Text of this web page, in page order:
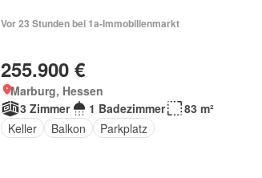
Vor 23 Stunden bei 1a-Immobilienmarkt
255.900 €
Marburg, Hessen
3 Zimmer
1 Badezimmer
83 m²
Keller
Balkon Parkplatz